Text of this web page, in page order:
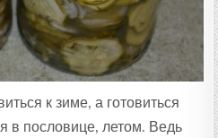
к зиме, а готовиться
в пословице, летом. Ведь